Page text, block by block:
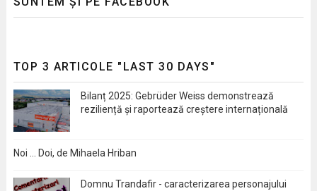
TOP 3 ARTICOLE "LAST 30 DAYS"
Bilanț 2025: Gebrüder Weiss demonstrează
reziliență și raportează creștere internațională
Noi … Doi, de Mihaela Hriban
Domnu Trandafir - caracterizarea personajului